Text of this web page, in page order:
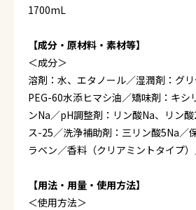
1700mL
【成分・原材料・素材等】
＜成分＞
溶剤：水、エタノール／湿潤剤：グ
PEG-60水添ヒマシ油／矯味剤：キシ
ンNa／pH調整剤：リン酸Na、リン
ス-25／洗浄補助剤：三リン酸5Na／
ラベン／香料（クリアミントタイプ
【用法・用量・使用方法】
＜使用方法＞